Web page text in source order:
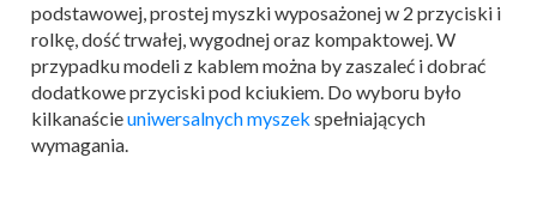
podstawowej, prostej myszki wyposażonej w 2 przyciski i
rolkę, dość trwałej, wygodnej oraz kompaktowej. W
przypadku modeli z kablem można by zaszaleć i dobrać
dodatkowe przyciski pod kciukiem. Do wyboru było
kilkanaścieuniwersalnych myszek spełniających
wymagania.